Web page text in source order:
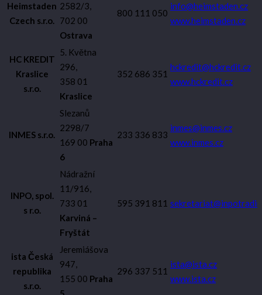
Heimstaden
Czech s.r.o.
2582/3,
702 00
Ostrava
800 111 050
info@heimstaden.cz
www.heimstaden.cz
HC KREDIT
Kraslice
s.r.o.
5. Května
296,
358 01
Kraslice
352 686 351
hckredit@hckredit.cz
www.hckredit.cz
INMES s.r.o.
Slezanů
2298/7
169 00 Praha
6
233 336 833
inmes@inmes.cz
www.inmes.cz
INPO, spol.
s r.o.
Nádražní
11/916,
733 01
Karviná –
Fryštát
595 391 811
ista Česká
republika
s.r.o.
Jeremiášova
947,
155 00 Praha
296 337 511
ista@ista.cz
www.ista.cz